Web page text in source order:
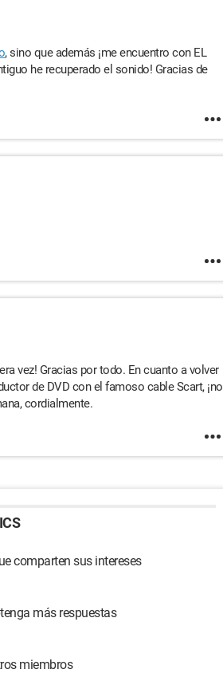
, sino que además ¡me encuentro con EL
he recuperado el sonido! Gracias de
vez! Gracias por todo. En cuanto a volver
de DVD con el famoso cable Scart, ¡no
cordialmente.
comparten sus intereses
más respuestas
miembros